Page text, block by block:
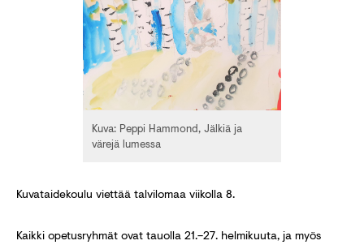
Kuva: Peppi Hammond, Jälkiä ja
värejä lumessa
Kuvataidekoulu viettää talvilomaa viikolla 8.
Kaikki opetusryhmät ovat tauolla 21.–27. helmikuuta, ja myös